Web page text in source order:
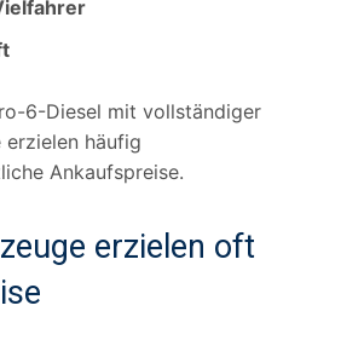
6-Diesel mit vollständiger
häufig
Ankaufspreise.
erzielen oft